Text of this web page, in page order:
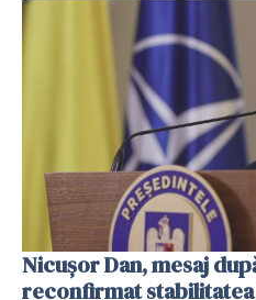
Nicuşor Dan, mesaj
reconfirmat